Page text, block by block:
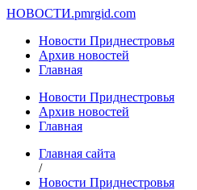
НОВОСТИ.pmrgid.com
Новости Приднестровья
Архив новостей
Главная
Новости Приднестровья
Архив новостей
Главная
Главная сайта
/
Новости Приднестровья